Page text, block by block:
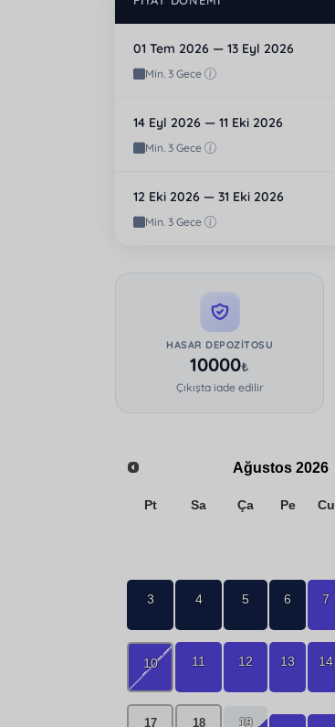
01 Tem 2026 — 13 Eyl 2026
Min. 3 Gece
14 Eyl 2026 — 11 Eki 2026
Min. 3 Gece
12 Eki 2026 — 31 Eki 2026
Min. 3 Gece
HASAR DEPOZITOSU
10000₺
Çıkışta iade edilir
Ağustos 2026
Pt Sa Ça Pe Cu
3 4 5 6 7
10 11 12 13 14
17 18 19